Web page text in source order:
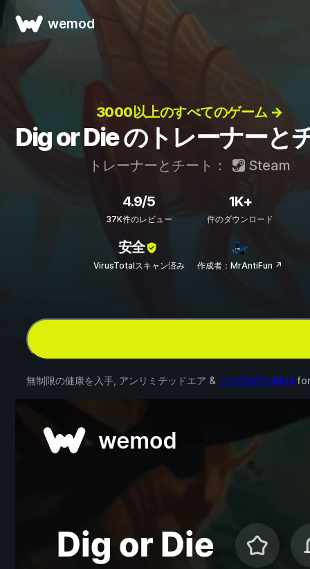
wemod
3000以上のすべてのゲーム →
Dig or Die のトレーナーと
トレーナーとチート： Steam
4.9/5
37K件のレビュー
1K+
件のダウンロード
安全
VirusTotalスキャン済み 作成者：MrAntiFun ↗
無制限の健康を入手, アンリミテッドエア & その他3件のMod